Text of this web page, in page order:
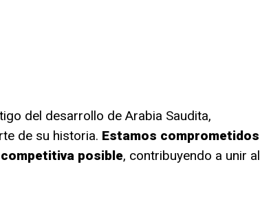
del desarrollo de Arabia Saudita,
de su historia. Estamos comprometidos
posible, contribuyendo a unir al